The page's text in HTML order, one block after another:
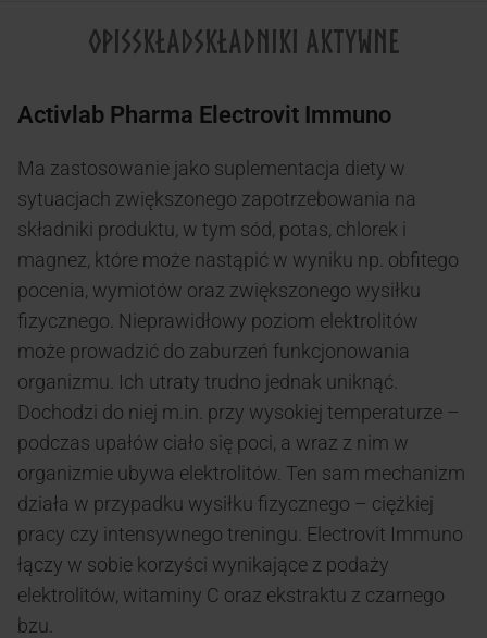
OPISSKŁADSKŁADNIKI AKTYWNE
Activlab Pharma Electrovit Immuno
Ma zastosowanie jako suplementacja diety w
sytuacjach zwiększonego zapotrzebowania na
składniki produktu, w tym sód, potas, chlorek i
magnez, które może nastąpić w wyniku np. obfitego
pocenia, wymiotów oraz zwiększonego wysiłku
fizycznego. Nieprawidłowy poziom elektrolitów
może prowadzić do zaburzeń funkcjonowania
organizmu. Ich utraty trudno jednak uniknąć.
Dochodzi do niej m.in. przy wysokiej temperaturze –
podczas upałów ciało się poci, a wraz z nim w
organizmie ubywa elektrolitów. Ten sam mechanizm
działa w przypadku wysiłku fizycznego – ciężkiej
pracy czy intensywnego treningu. Electrovit Immuno
łączy w sobie korzyści wynikające z podaży
elektrolitów, witaminy C oraz ekstraktu z czarnego
bzu.